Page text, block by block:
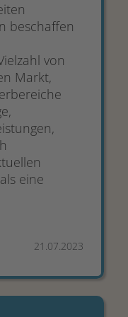
beschaffen
von
Markt,
eine
21.07.2023